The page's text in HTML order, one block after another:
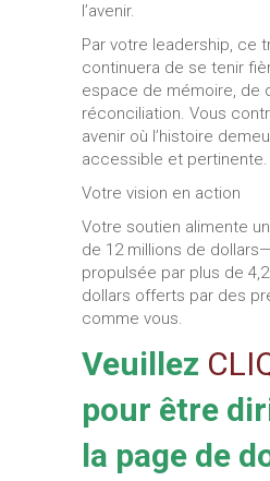
l’avenir.
Par votre leadership, ce
continuera de se tenir
espace de mémoire, de
réconciliation. Vous
avenir où l’histoire
accessible et pertinente.
Votre vision en action
Votre soutien alimente
de 12 millions de
propulsée par plus de
dollars offerts par des
comme vous.
Veuillez
pour être
la page de